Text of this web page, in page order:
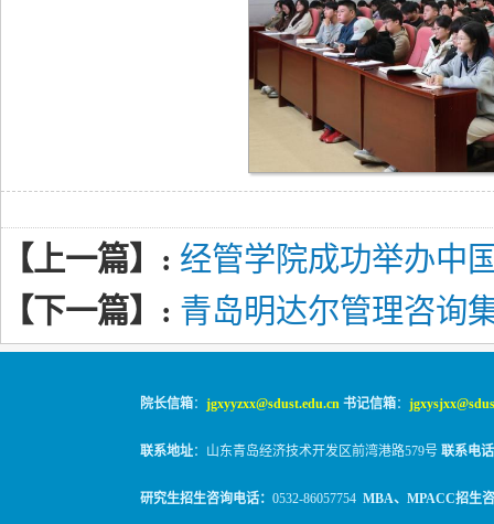
【上一篇】: 经管学院成功举办中
【下一篇】: 青岛明达尔管理咨询
院长信箱： jgxyyzxx@sdust.edu.cn 书记信箱：
联系地址：山东青岛经济技术开发区前湾港路579号 联系电话
研究生招生咨询电话： 0532-86057754 MBA、MPACC招生